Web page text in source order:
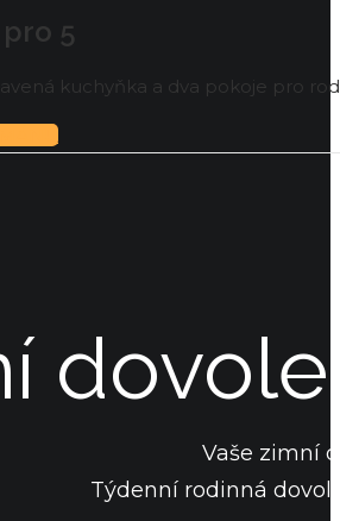
5
kuchyňka a dva pokoje pro
Vaše zimní
Týdenní rodinná